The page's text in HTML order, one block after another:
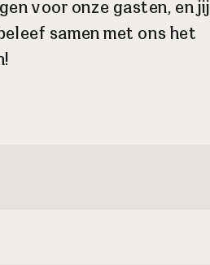
voor onze gasten, en jij
samen met ons het